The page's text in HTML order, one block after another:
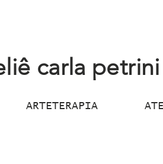
carla petrini
ARTETERAPIA